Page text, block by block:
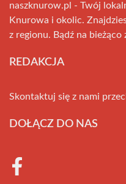
naszknurow.pl - Twój
Knurowa i okolic.
z regionu. Bądź na bieżąco
REDAKCJA
Skontaktuj się z nami
DOŁĄCZ DO NAS